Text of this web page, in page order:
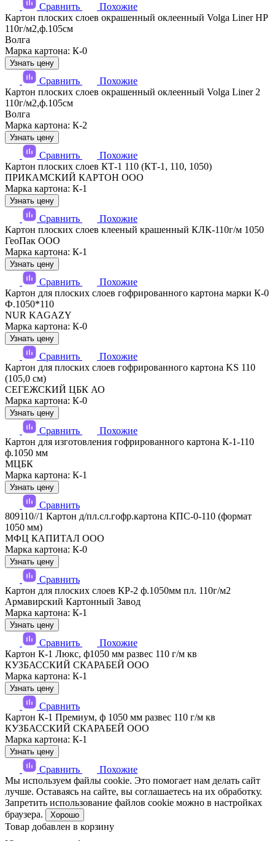
Сравнить
Похожие
Картон плоских слоев окрашенный оклеенный Volga Liner HP
110г/м2,ф.105см
Волга
Марка картона: К-0
Узнать цену
Сравнить
Похожие
Картон плоских слоев окрашенный оклеенный Volga Liner 2
110г/м2,ф.105см
Волга
Марка картона: К-2
Узнать цену
Сравнить
Похожие
Картон плоских слоев КТ-1 110 (КТ-1, 110, 1050)
ПРИКАМСКИЙ КАРТОН ООО
Марка картона: К-1
Узнать цену
Сравнить
Похожие
Картон плоских слоев клееный крашенный КЛК-110г/м 1050
ГеоПак ООО
Марка картона: К-1
Узнать цену
Сравнить
Похожие
Картон для плоских слоев гофрированного картона марки К-0
Ф.1050*110
NUR KAGAZY
Марка картона: К-0
Узнать цену
Сравнить
Похожие
Картон для плоских слоев гофрированного картона KS 110
(105,0 см)
СЕГЕЖСКИЙ ЦБК АО
Марка картона: К-0
Узнать цену
Сравнить
Похожие
Картон для изготовления гофрированного картона К-1-110
ф.1050 мм
МЦБК
Марка картона: К-1
Узнать цену
Сравнить
809110//1 Картон д/пл.сл.гофр.картона КПС-0-110 (формат
1050 мм)
МФЦ КАПИТАЛ ООО
Марка картона: К-0
Узнать цену
Сравнить
Картон для плоских слоев КР-2 ф.1050мм пл. 110г/м2
Армавирский Картонный Завод
Марка картона: К-1
Узнать цену
Сравнить
Похожие
Картон К-1 Люкс, ф1050 мм развес 110 г/м кв
КУЗБАССКИЙ СКАРАБЕЙ ООО
Марка картона: К-1
Узнать цену
Сравнить
Картон К-1 Премиум, ф 1050 мм развес 110 г/м кв
КУЗБАССКИЙ СКАРАБЕЙ ООО
Марка картона: К-1
Узнать цену
Сравнить
Похожие
Мы используем файлы cookie. Это помогает нам делать сайт
лучше. Оставаясь на сайте, вы соглашаетесь на их обработку.
Запретить использование файлов cookie можно в настройках
браузера.
Хорошо
Товар добавлен в корзину